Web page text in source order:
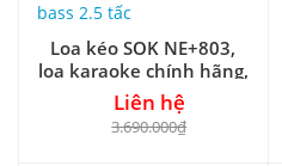
Loa kéo SOK NE+803,
loa karaoke chính hãng,
bass 2.5 tấc
Liên hệ
3.690.000₫